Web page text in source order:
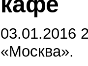
03.01.2016
«Москва».